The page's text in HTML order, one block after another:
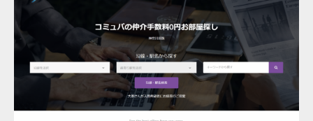
更新日： 2023.03.08
夜間対応型訪問介護
詳細 検索サイト